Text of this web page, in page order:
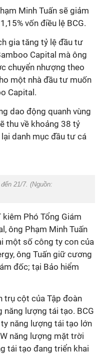
Minh Tuấn sẽ giảm
vốn điều lệ BCG.
gia tăng tỷ lệ đầu tư
Capital mà ông
chuyển nhượng theo
một nhà đầu tư muốn
Capital.
dao động quanh vùng
thu về khoảng 38 tỷ
danh mục đầu tư cá
21/7. (Nguồn:
Phó Tổng Giám
ông Phạm Minh Tuấn
một số công ty con của
ông Tuấn giữ cương
đốc; tại Bảo hiểm
trụ cột của Tập đoàn
năng lượng tái tạo. BCG
năng lượng tái tạo lớn
năng lượng mặt trời
tái tạo đang triển khai